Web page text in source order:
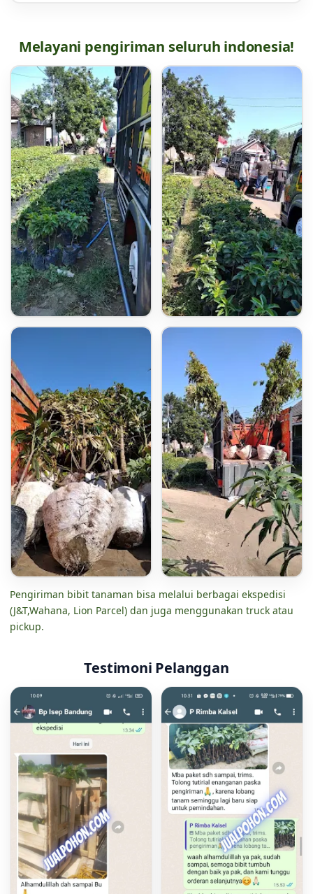
Melayani pengiriman seluruh indonesia!
Pengiriman bibit tanaman bisa melalui berbagai ekspedisi
(J&T,Wahana, Lion Parcel) dan juga menggunakan truck atau
pickup.
Testimoni Pelanggan